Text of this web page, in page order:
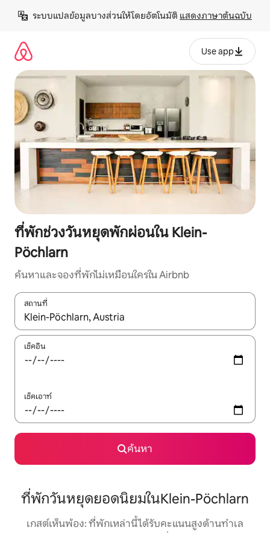
เนื้อหา
ระบบแปลข้อมูลบางส่วนให้โดยอัตโนมัติ แสดงภาษาต้นฉบับ
Use app
ที่พักช่วงวันหยุดพักผ่อนใน Klein-
Pöchlarn
ค้นหาและจองที่พักไม่เหมือนใครใน Airbnb
สถานที่
ใช้ลูกศรขึ้นลง หรือใช้การสัมผัสหรือปัด เพื่อสำรวจผลการค้นหา
เช็คอิน
เช็คเอาท์
ค้นหา
ที่พักวันหยุดยอดนิยมในKlein-Pöchlarn
เกสต์เห็นพ้อง: ที่พักเหล่านี้ได้รับคะแนนสูงด้านทำเล